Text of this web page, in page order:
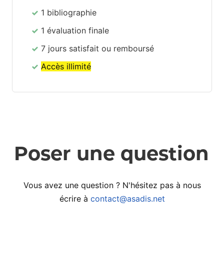
1 bibliographie
1 évaluation finale
7 jours satisfait ou remboursé
Accès illimité
Poser une question
Vous avez une question ? N'hésitez pas à nous
écrire à contact@asadis.net